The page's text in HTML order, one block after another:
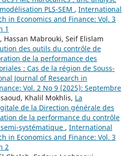
PLS-SEM , International
in Economics and Finance: Vol. 3
1
Hassan Mabrouki, Seif Elislam
des outils du contrôle de
de la performance des
: Cas de la région de Souss-
Journal of Research in
Vol. 2 No 9 (2025): Septembre
Khalil Mokhlis, La
de la Direction générale des
de la performance du contrôle
systématique , International
in Economics and Finance: Vol. 3
2